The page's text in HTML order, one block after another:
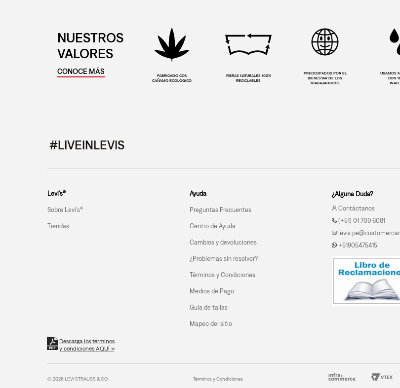
NUESTROS
VALORES
CONOCE MÁS
FABRICADO CON
CAÑAMO ECOLÓGICO
FIBRAS NATURALES 100%
RECICLABLES
PREOCUPADOS POR EL
BIENESTAR DE LOS
TRABAJADORES
USAMOS
CON
#LIVEINLEVIS
Levi’s®
Sobre Levi's®
Tiendas
Ayuda
Preguntas Frecuentes
Centro de Ayuda
Cambios y devoluciones
¿Problemas sin resolver?
Términos y Condiciones
Medios de Pago
Guía de tallas
Mapeo del sitio
¿Alguna Duda?
Contáctanos
(+51) 01 709 6081
+51905475415
Descarga los términos
y condiciones AQUÍ »
© 2026 LEVI STRAUSS & CO Términos y Condiciones